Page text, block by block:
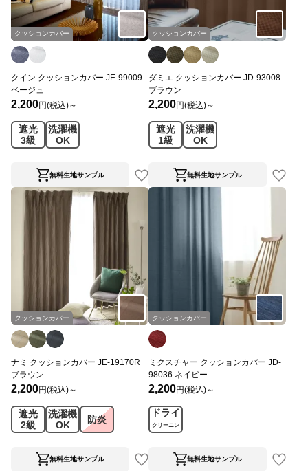
クッションカバー
クイン クッションカバー JE-99009
ベージュ
2,200円(税込)～
遮光
3級
洗濯機
OK
無料生地サンプル
クッションカバー
ダミエ クッションカバー JD-93008
ブラウン
2,200円(税込)～
遮光
1級
洗濯機
OK
無料生地サンプル
クッションカバー
ナミ クッションカバー JE-19170R
ブラウン
2,200円(税込)～
遮光
2級
洗濯機
OK
防炎
無料生地サンプル
クッションカバー
ミクスチャー クッションカバー JD-
98036 ネイビー
2,200円(税込)～
ドライ
クリーニン
無料生地サンプル